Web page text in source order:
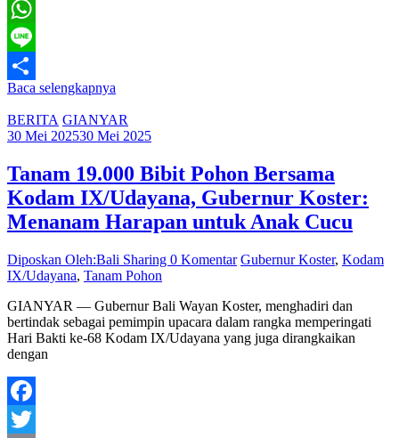
Telegram
WhatsApp
Line
Share
Baca selengkapnya
BERITA GIANYAR
30 Mei 202530 Mei 2025
Tanam 19.000 Bibit Pohon Bersama
Kodam IX/Udayana, Gubernur Koster:
Menanam Harapan untuk Anak Cucu
Diposkan Oleh:Bali Sharing 0 Komentar Gubernur Koster, Kodam
IX/Udayana, Tanam Pohon
GIANYAR — Gubernur Bali Wayan Koster, menghadiri dan
bertindak sebagai pemimpin upacara dalam rangka memperingati
Hari Bakti ke-68 Kodam IX/Udayana yang juga dirangkaikan
dengan
Facebook